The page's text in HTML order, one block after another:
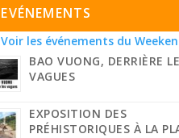
EVÉNEMENTS
Voir les événements du
BAO VUONG, DERRIÈRE
VAGUES
EXPOSITION DES
PRÉHISTORIQUES À LA